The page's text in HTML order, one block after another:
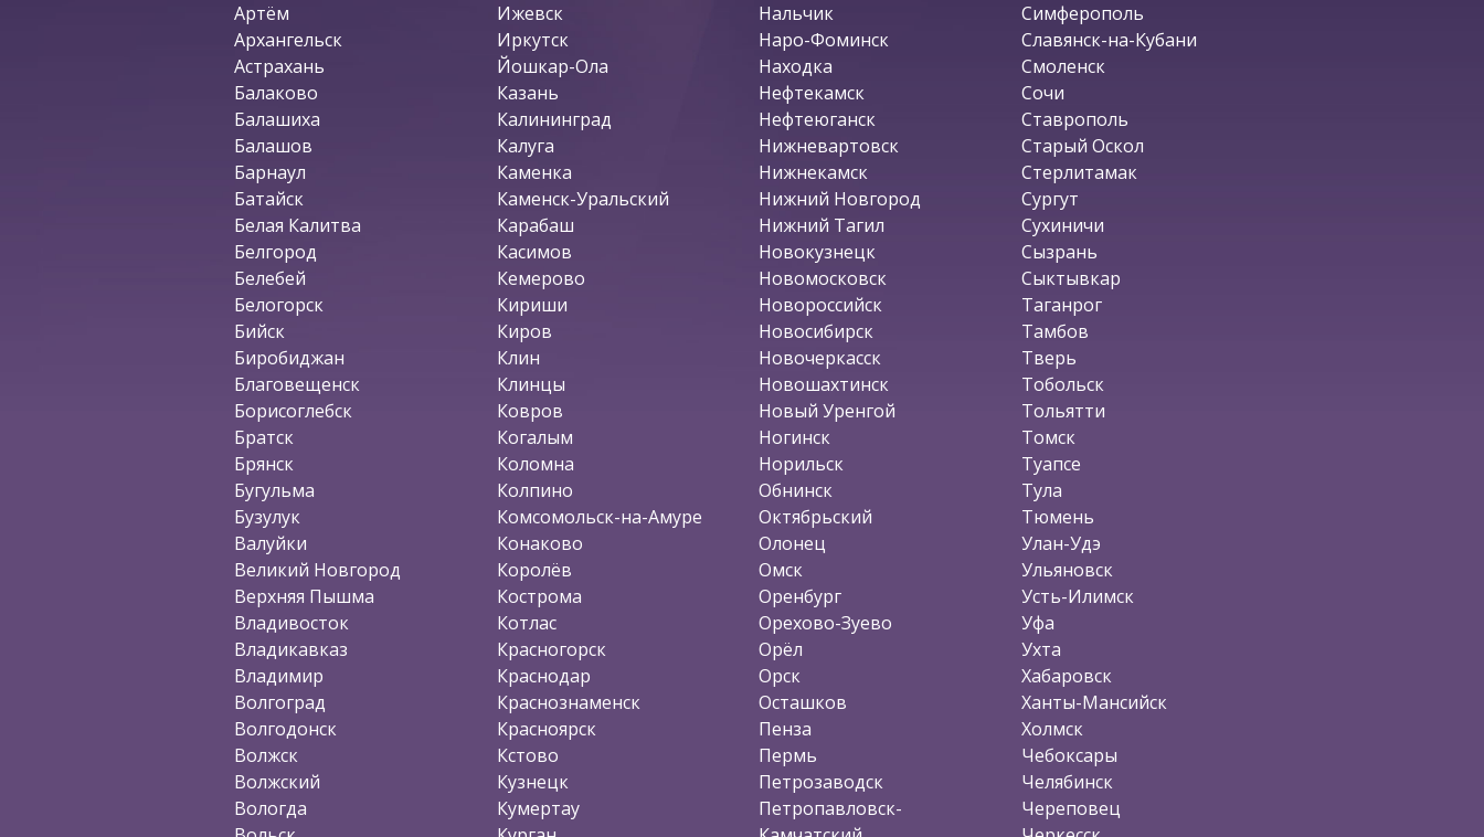
Артём
Архангельск
Астрахань
Балаково
Балашиха
Балашов
Барнаул
Батайск
Белая Калитва
Белгород
Белебей
Белогорск
Бийск
Биробиджан
Благовещенск
Борисоглебск
Братск
Брянск
Бугульма
Бузулук
Валуйки
Великий Новгород
Верхняя Пышма
Владивосток
Владикавказ
Владимир
Волгоград
Волгодонск
Волжск
Волжский
Вологда
Ижевск
Иркутск
Йошкар-Ола
Казань
Калининград
Калуга
Каменка
Каменск-Уральский
Карабаш
Касимов
Кемерово
Кириши
Киров
Клин
Клинцы
Ковров
Когалым
Коломна
Колпино
Комсомольск-на-Амуре
Конаково
Королёв
Кострома
Котлас
Красногорск
Краснодар
Краснознаменск
Красноярск
Кстово
Кузнецк
Кумертау
Нальчик
Наро-Фоминск
Находка
Нефтекамск
Нефтеюганск
Нижневартовск
Нижнекамск
Нижний Новгород
Нижний Тагил
Новокузнецк
Новомосковск
Новороссийск
Новосибирск
Новочеркасск
Новошахтинск
Новый Уренгой
Ногинск
Норильск
Обнинск
Октябрьский
Олонец
Омск
Оренбург
Орехово-Зуево
Орёл
Орск
Осташков
Пенза
Пермь
Петрозаводск
Петропавловск-
Симферополь
Славянск-на-Кубани
Смоленск
Сочи
Ставрополь
Старый Оскол
Стерлитамак
Сургут
Сухиничи
Сызрань
Сыктывкар
Таганрог
Тамбов
Тверь
Тобольск
Тольятти
Томск
Туапсе
Тула
Тюмень
Улан-Удэ
Ульяновск
Усть-Илимск
Уфа
Ухта
Хабаровск
Ханты-Мансийск
Холмск
Чебоксары
Челябинск
Череповец